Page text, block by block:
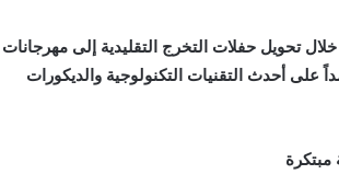
تحويل حفلات التخرج التقليدية إلى مهرجانات
على أحدث التقنيات التكنولوجية والديكورات